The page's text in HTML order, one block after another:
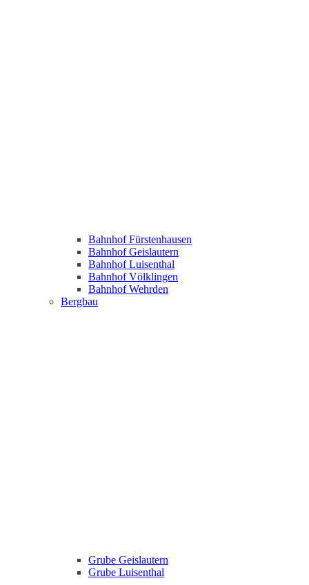
Bahnhof Fürstenhausen
Bahnhof Geislautern
Bahnhof Luisenthal
Bahnhof Völklingen
Bahnhof Wehrden
Bergbau
Grube Geislautern
Grube Luisenthal